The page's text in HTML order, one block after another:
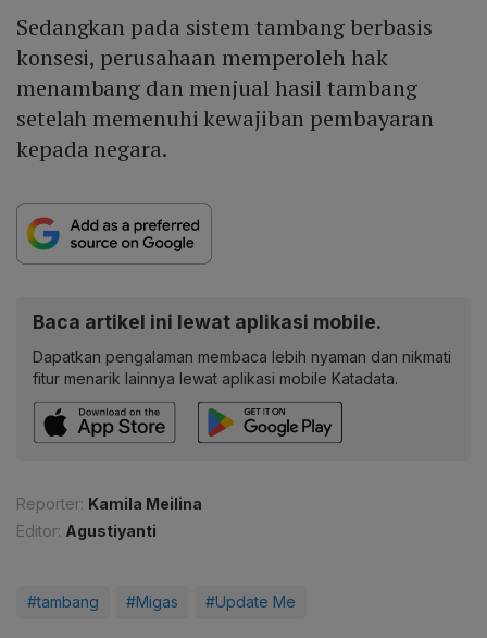
Sedangkan pada sistem tambang berbasis
konsesi, perusahaan memperoleh hak
menambang dan menjual hasil tambang
setelah memenuhi kewajiban pembayaran
kepada negara.
Baca artikel ini lewat aplikasi mobile.
Dapatkan pengalaman membaca lebih nyaman dan nikmati
fitur menarik lainnya lewat aplikasi mobile Katadata.
Reporter: Kamila Meilina
Editor: Agustiyanti
#tambang #Migas #Update Me